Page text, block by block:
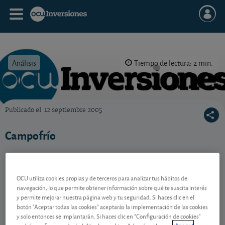
Análisis Tiempo de lectura: 2 min.
Publicado el 12 septiembre 2005
Campofrío
Contenido reservado a SOCIOS
Gestiona tu dinero con visión
OCU utiliza cookies propias y de terceros para analizar tus hábitos de
navegación, lo que permite obtener información sobre qué te suscita interés
y permite mejorar nuestra página web y tu seguridad. Si haces clic en el
botón "Aceptar todas las cookies" aceptarás la implementación de las cookies
y solo entonces se implantarán. Si haces clic en "Configuración de cookies"